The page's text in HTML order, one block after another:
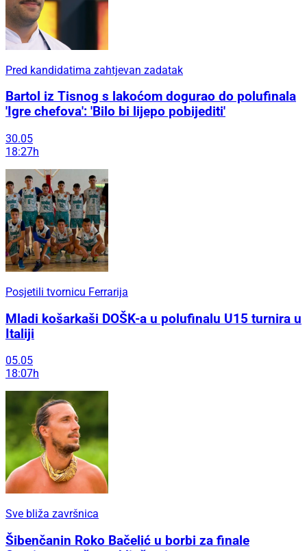
Pred kandidatima zahtjevan zadatak
Bartol iz Tisnog s lakoćom dogurao do polufinala
'Igre chefova': 'Bilo bi lijepo pobijediti'
30.05
18:27h
Posjetili tvornicu Ferrarija
Mladi košarkaši DOŠK-a u polufinalu U15 turnira u
Italiji
05.05
18:07h
Sve bliža završnica
Šibenčanin Roko Bačelić u borbi za finale